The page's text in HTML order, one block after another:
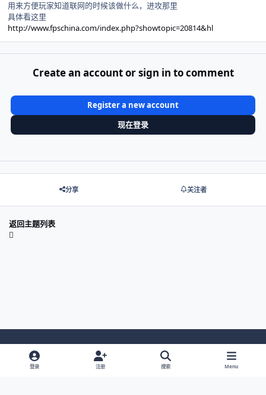
用来方便玩家知道联网的时候该做什么，进攻那里
具体看这里
http://www.fpschina.com/index.php?showtopic=20814&hl
Create an account or sign in to comment
Register a new account
现在登录
分享 关注者
返回主题列表
Light ModeDark ModeSystem Preference
登录 注册 搜索 Menu